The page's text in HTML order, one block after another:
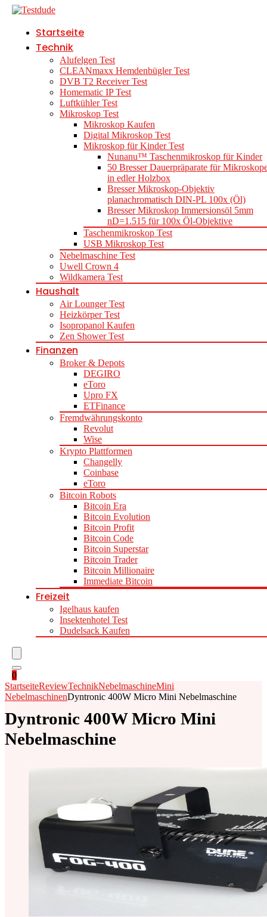
Startseite
Technik
Alufelgen Test
CLEANmaxx Hemdenbügler Test
DVB T2 Receiver Test
Homematic IP Test
Luftkühler Test
Mikroskop Test
Mikroskop Kaufen
Digital Mikroskop Test
Mikroskop für Kinder Test
Nunanu™ Taschenmikroskop für Kinder
50 Bresser Dauerpräparate für
in edler Holzbox
Bresser Mikroskop-Objektiv
planachromatisch DIN-PL 100x (Öl)
Bresser Mikroskop Immersionsöl 5mm
nD=1.515 für 100x Öl-Objektive
Taschenmikroskop Test
USB Mikroskop Test
Nebelmaschine Test
Uwell Crown 4
Wildkamera Test
Haushalt
Air Lounger Test
Heizkörper Test
Isopropanol Kaufen
Zen Shower Test
Finanzen
Broker & Depots
DEGIRO
eToro
Upro FX
ETFinance
Fremdwährungskonto
Revolut
Wise
Krypto Plattformen
Changelly
Coinbase
eToro
Bitcoin Robots
Bitcoin Era
Bitcoin Evolution
Bitcoin Profit
Bitcoin Code
Bitcoin Superstar
Bitcoin Trader
Bitcoin Millionaire
Immediate Bitcoin
Freizeit
Igelhaus kaufen
Insektenhotel Test
Dudelsack Kaufen
0
StartseiteReviewTechnikNebelmaschineMini
NebelmaschinenDyntronic 400W Micro Mini Nebelmaschine
Dyntronic 400W Micro Mini
Nebelmaschine